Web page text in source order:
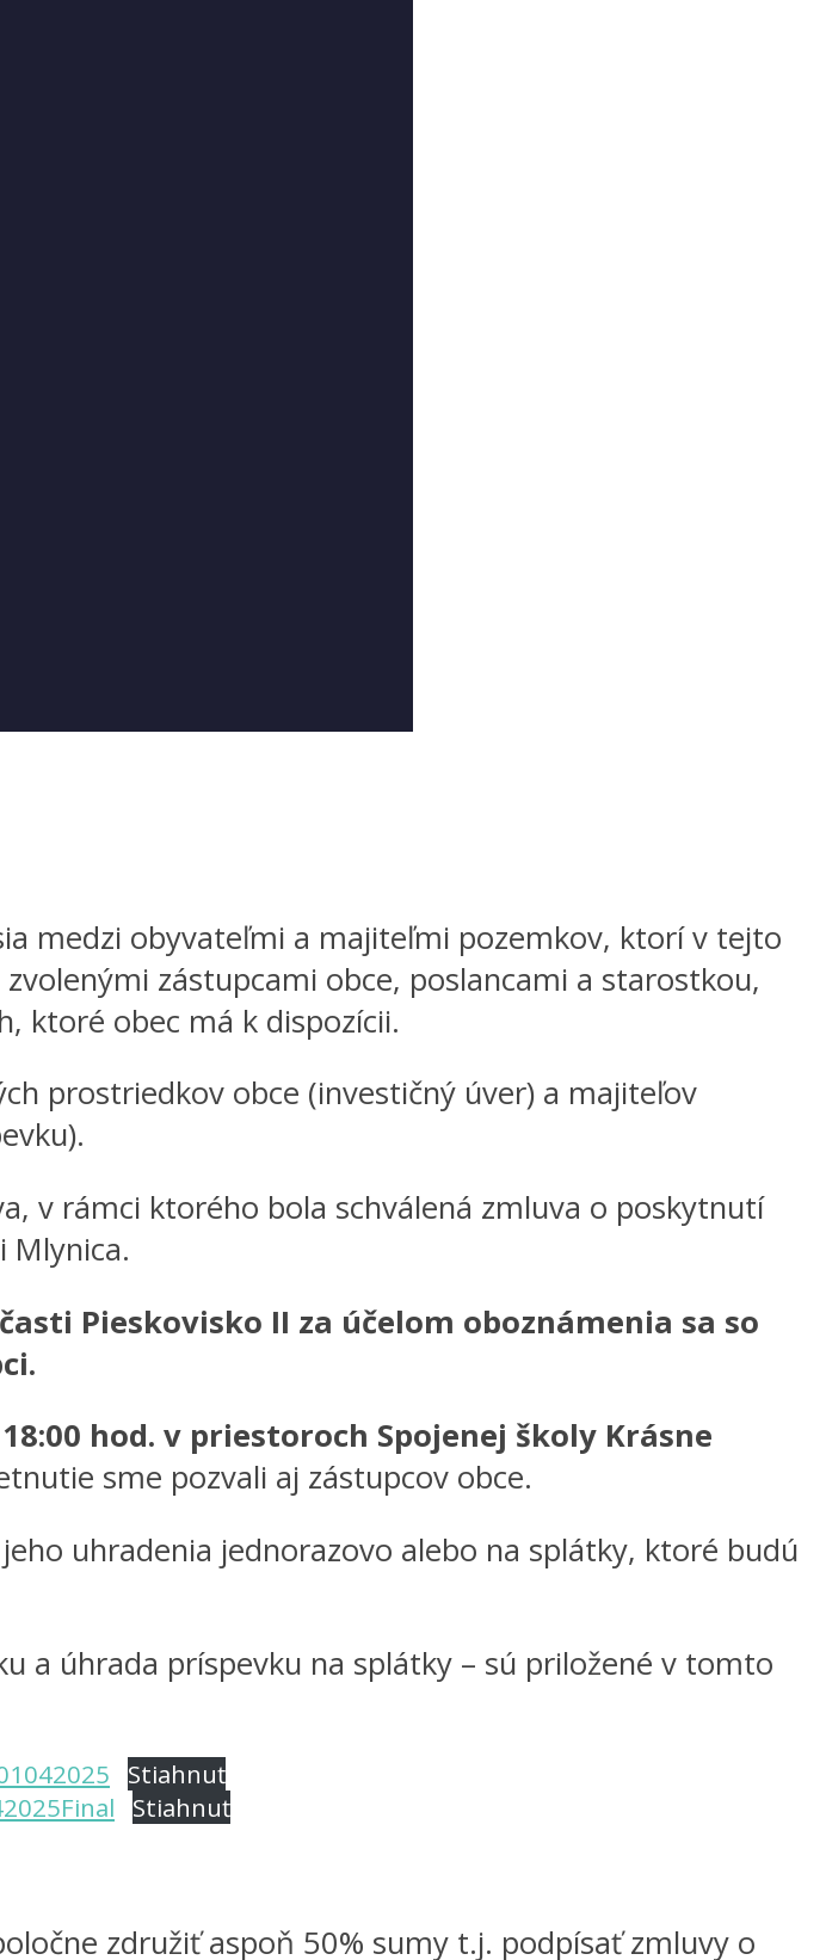
medzi obyvateľmi a majiteľmi pozemkov, ktorí v tejto
zástupcami obce, poslancami a starostkou,
ktoré obec má k dispozícii.
prostriedkov obce (investičný úver) a majiteľov
v rámci ktorého bola schválená zmluva o poskytnutí
Mlynica.
Pieskovisko II za účelom oboznámenia sa so
hod. v priestoroch Spojenej školy Krásne
sme pozvali aj zástupcov obce.
uhradenia jednorazovo alebo na splátky, ktoré budú
a úhrada príspevku na splátky – sú priložené v tomto
Stiahnuť
Stiahnuť
združiť aspoň 50% sumy t.j. podpísať zmluvy o